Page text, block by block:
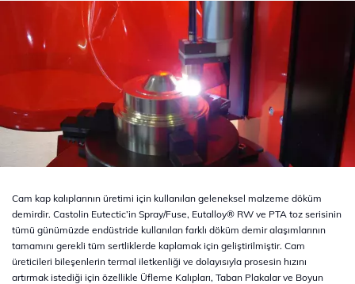
Cam kap kalıplarının üretimi için kullanılan geleneksel malzeme döküm
demirdir. Castolin Eutectic’in Spray/Fuse, Eutalloy® RW ve PTA toz serisinin
tümü günümüzde endüstride kullanılan farklı döküm demir alaşımlarının
tamamını gerekli tüm sertliklerde kaplamak için geliştirilmiştir. Cam
üreticileri bileşenlerin termal iletkenliği ve dolayısıyla prosesin hızını
artırmak istediği için özellikle Üfleme Kalıpları, Taban Plakalar ve Boyun